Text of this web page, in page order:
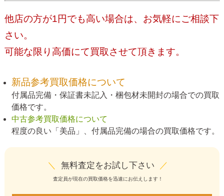
他店の方が1円でも高い場合は、お気軽にご相談下
さい。
可能な限り高価にて買取させて頂きます。
新品参考買取価格について
付属品完備・保証書未記入・梱包材未開封の場合での買取
価格です。
中古参考買取価格について
程度の良い「美品」、付属品完備の場合の買取価格です。
＼ 無料査定をお試し下さい ／
査定員が現在の買取価格を迅速にお伝えします！